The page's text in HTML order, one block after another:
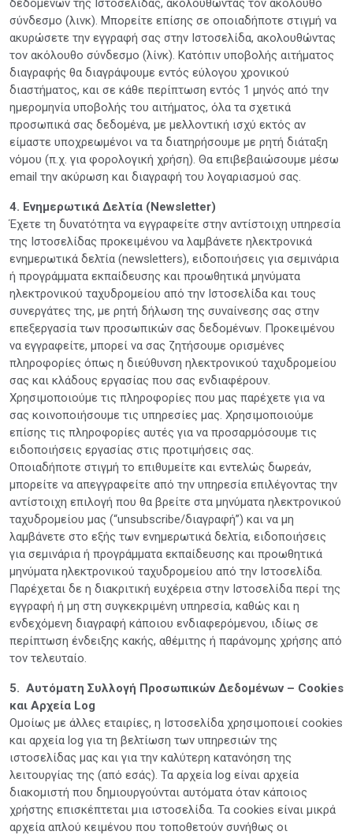
δεδομένων της Ιστοσελίδας, ακολουθώντας τον ακόλουθο
σύνδεσμο (λινκ). Μπορείτε επίσης σε οποιαδήποτε στιγμή να
ακυρώσετε την εγγραφή σας στην Ιστοσελίδα, ακολουθώντας
τον ακόλουθο σύνδεσμο (λίνκ). Κατόπιν υποβολής αιτήματος
διαγραφής θα διαγράψουμε εντός εύλογου χρονικού
διαστήματος, και σε κάθε περίπτωση εντός 1 μηνός από την
ημερομηνία υποβολής του αιτήματος, όλα τα σχετικά
προσωπικά σας δεδομένα, με μελλοντική ισχύ εκτός αν
είμαστε υποχρεωμένοι να τα διατηρήσουμε με ρητή διάταξη
νόμου (π.χ. για φορολογική χρήση). Θα επιβεβαιώσουμε μέσω
email την ακύρωση και διαγραφή του λογαριασμού σας.
4. Ενημερωτικά Δελτία (Newsletter)
Έχετε τη δυνατότητα να εγγραφείτε στην αντίστοιχη υπηρεσία
της Ιστοσελίδας προκειμένου να λαμβάνετε ηλεκτρονικά
ενημερωτικά δελτία (newsletters), ειδοποιήσεις για σεμινάρια
ή προγράμματα εκπαίδευσης και προωθητικά μηνύματα
ηλεκτρονικού ταχυδρομείου από την Ιστοσελίδα και τους
συνεργάτες της, με ρητή δήλωση της συναίνεσης σας στην
επεξεργασία των προσωπικών σας δεδομένων. Προκειμένου
να εγγραφείτε, μπορεί να σας ζητήσουμε ορισμένες
πληροφορίες όπως η διεύθυνση ηλεκτρονικού ταχυδρομείου
σας και κλάδους εργασίας που σας ενδιαφέρουν.
Χρησιμοποιούμε τις πληροφορίες που μας παρέχετε για να
σας κοινοποιήσουμε τις υπηρεσίες μας. Χρησιμοποιούμε
επίσης τις πληροφορίες αυτές για να προσαρμόσουμε τις
ειδοποιήσεις εργασίας στις προτιμήσεις σας.
Οποιαδήποτε στιγμή το επιθυμείτε και εντελώς δωρεάν,
μπορείτε να απεγγραφείτε από την υπηρεσία επιλέγοντας την
αντίστοιχη επιλογή που θα βρείτε στα μηνύματα ηλεκτρονικού
ταχυδρομείου μας (“unsubscribe/διαγραφή”) και να μη
λαμβάνετε στο εξής των ενημερωτικά δελτία, ειδοποιήσεις
για σεμινάρια ή προγράμματα εκπαίδευσης και προωθητικά
μηνύματα ηλεκτρονικού ταχυδρομείου από την Ιστοσελίδα.
Παρέχεται δε η διακριτική ευχέρεια στην Ιστοσελίδα περί της
εγγραφή ή μη στη συγκεκριμένη υπηρεσία, καθώς και η
ενδεχόμενη διαγραφή κάποιου ενδιαφερόμενου, ιδίως σε
περίπτωση ένδειξης κακής, αθέμιτης ή παράνομης χρήσης από
τον τελευταίο.
5. Αυτόματη Συλλογή Προσωπικών Δεδομένων – Cookies
και Αρχεία Log
Ομοίως με άλλες εταιρίες, η Ιστοσελίδα χρησιμοποιεί cookies
και αρχεία log για τη βελτίωση των υπηρεσιών της
ιστοσελίδας μας και για την καλύτερη κατανόηση της
λειτουργίας της (από εσάς). Τα αρχεία log είναι αρχεία
διακομιστή που δημιουργούνται αυτόματα όταν κάποιος
χρήστης επισκέπτεται μια ιστοσελίδα. Τα cookies είναι μικρά
αρχεία απλού κειμένου που τοποθετούν συνήθως οι